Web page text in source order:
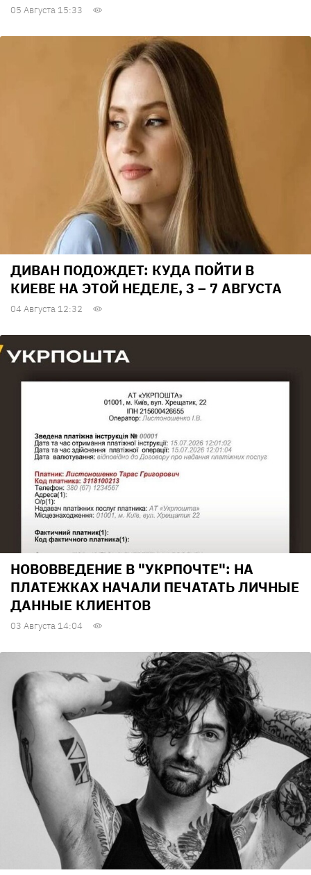
05 Августа 15:33
ДИВАН ПОДОЖДЕТ: КУДА ПОЙТИ В
КИЕВЕ НА ЭТОЙ НЕДЕЛЕ, 3 – 7 АВГУСТА
04 Августа 12:32
НОВОВВЕДЕНИЕ В "УКРПОЧТЕ": НА
ПЛАТЕЖКАХ НАЧАЛИ ПЕЧАТАТЬ ЛИЧНЫЕ
ДАННЫЕ КЛИЕНТОВ
03 Августа 14:04